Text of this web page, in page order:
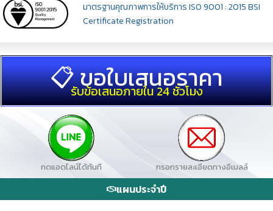
มาตรฐานคุณภาพการให้บริการ ISO 9001 : 2015 BSI
Certificate Registration
📋 ขอใบเสนอราคา
รับข้อเสนอภายใน 24 ชั่วโมง
กดแอดไลน์ได้ทันที กรอกรายละเอียดทางอีเมลล์
แผนประจำปี